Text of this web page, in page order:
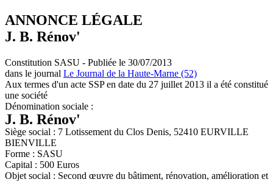
ANNONCE LÉGALE
J. B. Rénov'
Constitution SASU - Publiée le 30/07/2013
dans le journal Le Journal de la Haute-Marne (52)
Aux termes d'un acte SSP en date du 27 juillet 2013 il a été constitué
une société
Dénomination sociale :
J. B. Rénov'
Siège social : 7 Lotissement du Clos Denis, 52410 EURVILLE
BIENVILLE
Forme : SASU
Capital : 500 Euros
Objet social : Second œuvre du bâtiment, rénovation, amélioration et